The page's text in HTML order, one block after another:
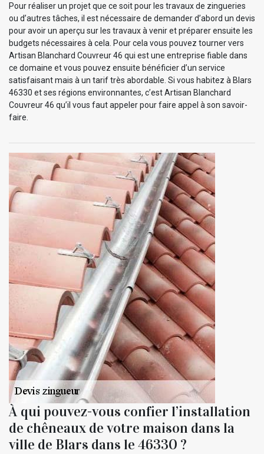
Pour réaliser un projet que ce soit pour les travaux de zingueries
ou d’autres tâches, il est nécessaire de demander d’abord un devis
pour avoir un aperçu sur les travaux à venir et préparer ensuite les
budgets nécessaires à cela. Pour cela vous pouvez tourner vers
Artisan Blanchard Couvreur 46 qui est une entreprise fiable dans
ce domaine et vous pouvez ensuite bénéficier d’un service
satisfaisant mais à un tarif très abordable. Si vous habitez à Blars
46330 et ses régions environnantes, c’est Artisan Blanchard
Couvreur 46 qu’il vous faut appeler pour faire appel à son savoir-
faire.
À qui pouvez-vous confier l’installation
de chêneaux de votre maison dans la
ville de Blars dans le 46330 ?